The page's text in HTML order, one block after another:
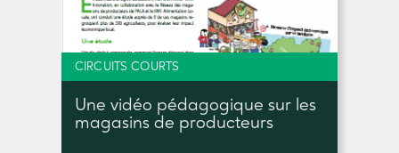
CIRCUITS COURTS
Une vidéo pédagogique sur les
magasins de producteurs